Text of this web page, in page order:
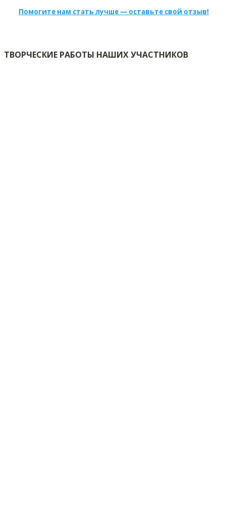
Помогите нам стать лучше — оставьте свой отзыв!
ТВОРЧЕСКИЕ РАБОТЫ НАШИХ УЧАСТНИКОВ